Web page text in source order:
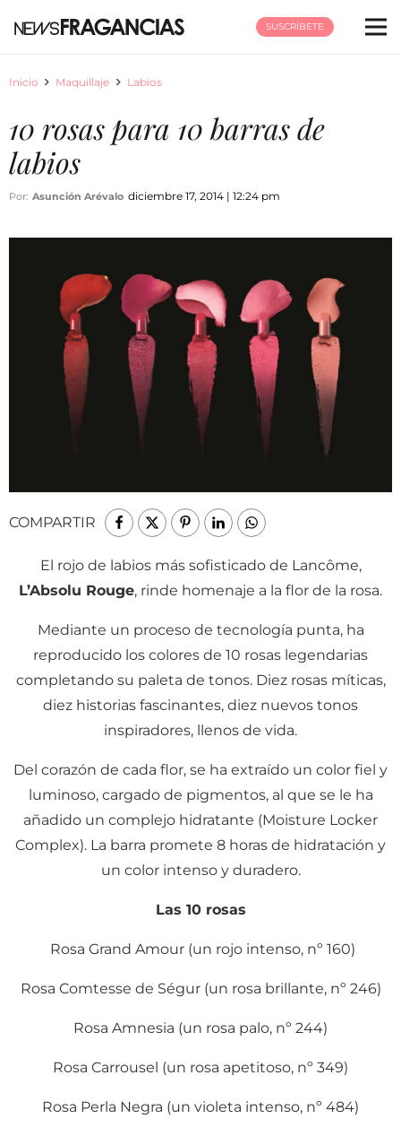
SUSCRÍBETE
Inicio Maquillaje Labios
10 rosas para 10 barras de
labios
Por: Asunción Arévalo diciembre 17, 2014 | 12:24 pm
COMPARTIR
El rojo de labios más sofisticado de Lancôme,
L’Absolu Rouge, rinde homenaje a la flor de la rosa.
Mediante un proceso de tecnología punta, ha
reproducido los colores de 10 rosas legendarias
completando su paleta de tonos. Diez rosas míticas,
diez historias fascinantes, diez nuevos tonos
inspiradores, llenos de vida.
Del corazón de cada flor, se ha extraído un color fiel y
luminoso, cargado de pigmentos, al que se le ha
añadido un complejo hidratante (Moisture Locker
Complex). La barra promete 8 horas de hidratación y
un color intenso y duradero.
Las 10 rosas
Rosa Grand Amour (un rojo intenso, nº 160)
Rosa Comtesse de Ségur (un rosa brillante, nº 246)
Rosa Amnesia (un rosa palo, nº 244)
Rosa Carrousel (un rosa apetitoso, nº 349)
Rosa Perla Negra (un violeta intenso, nº 484)